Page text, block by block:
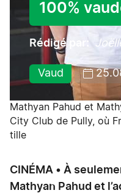
100%
Rédigé par
Vaud
Mathyan Pahud et
City Club de Pully, où
tille
CINÉMA • À
Mathyan Pahud et